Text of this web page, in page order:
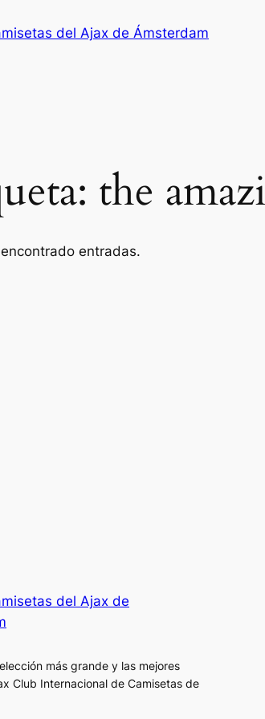
del Ajax de Ámsterdam
the
entradas.
del Ajax de
más grande y las mejores
Club Internacional de Camisetas de